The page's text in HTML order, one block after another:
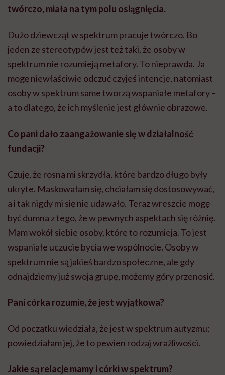
twórczo, miała na tym polu osiągnięcia.
Dużo dziewcząt w spektrum pracuje twórczo. Bo
jeden ze stereotypów jest też taki, że osoby w
spektrum nie rozumieją metafory. To nieprawda. Ja
mogę niewłaściwie odczuć czyjeś intencje, natomiast
osoby w spektrum same tworzą wspaniałe metafory –
a to dlatego, że ich myślenie jest głównie obrazowe.
Co pani dało zaangażowanie się w działalność
fundacji?
Czuję, że rosną mi skrzydła, które bardzo długo były
ukryte. Maskowałam się, chciałam się dostosowywać,
a i tak nigdy mi się nie udawało. Teraz wreszcie mogę
być dumna z tego, że w pewnych aspektach się różnię.
Mam wokół siebie osoby, które to rozumieją. To jest
wspaniałe uczucie bycia we wspólnocie. Osoby w
spektrum nie są jakieś bardzo społeczne, ale gdy
odnajdziemy już swoją grupę, możemy góry przenosić.
Pani córka rozumie, że jest wyjątkowa?
Od początku wiedziała, że jest w spektrum autyzmu;
powiedziałam jej, że to pewien rodzaj wrażliwości.
Jakie są relacje mamy i córki w spektrum?